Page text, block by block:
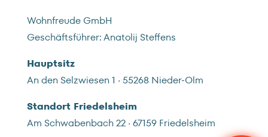
Wohnfreude GmbH
Geschäftsführer: Anatolij Steffens
Hauptsitz
An den Selzwiesen 1 · 55268 Nieder-Olm
Standort Friedelsheim
Am Schwabenbach 22 · 67159 Friedelsheim